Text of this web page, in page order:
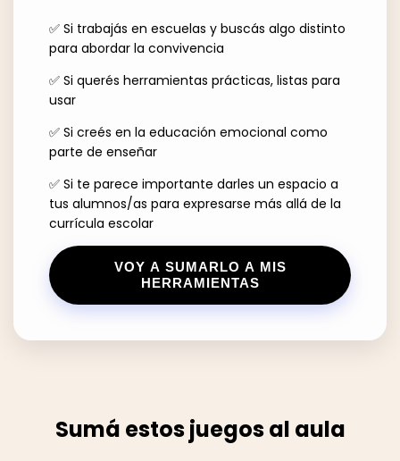
✅ Si trabajás en escuelas y buscás algo distinto
para abordar la convivencia
✅ Si querés herramientas prácticas, listas para
usar
✅ Si creés en la educación emocional como
parte de enseñar
✅ Si te parece importante darles un espacio a
tus alumnos/as para expresarse más allá de la
currícula escolar
VOY A SUMARLO A MIS
HERRAMIENTAS
Sumá estos juegos al aula